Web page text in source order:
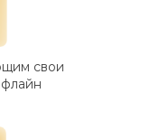
свои